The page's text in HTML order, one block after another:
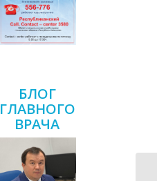
БЛОГ
ГЛАВНОГО
ВРАЧА